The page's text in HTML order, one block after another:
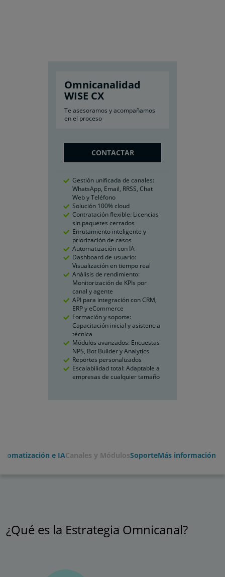
Omnicanalidad
WISE CX
Te asesoramos y acompañamos
en el proceso
CONTACTAR
Gestión unificada de canales:
WhatsApp, Email, RRSS, Chat
Web y Teléfono
Solución 100% cloud
Contratación flexible: Licencias
sin paquetes cerrados
Enrutamiento inteligente y
priorización de casos
Automatización con IA
Dashboard de usuario:
Visualización en tiempo real
Análisis de rendimiento:
Monitorización de KPIs por
canal y agente
API para integración con CRM,
ERP y eCommerce
Formación y soporte:
Capacitación inicial y asistencia
técnica
Módulos avanzados: Encuestas
NPS, Bot Builder y Analytics
Reportes personalizados
Escalabilidad total: Adaptable a
empresas de cualquier tamaño
e IACanales y MódulosSoporteMás información
¿Qué es la Estrategia Omnicanal?